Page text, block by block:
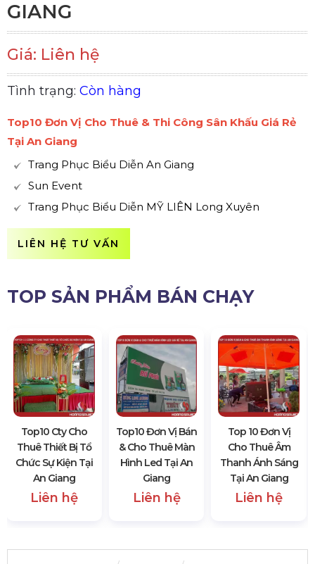
GIANG
Giá: Liên hệ
Tình trạng: Còn hàng
Top10 Đơn Vị Cho Thuê & Thi Công Sân Khấu Giá Rẻ
Tại An Giang
Trang Phục Biểu Diễn An Giang
Sun Event
Trang Phục Biểu Diễn MỸ LIÊN Long Xuyên
LIÊN HỆ TƯ VẤN
TOP SẢN PHẨM BÁN CHẠY
Top10 Cty Cho
Thuê Thiết Bị Tổ
Chức Sự Kiện Tại
An Giang
Liên hệ
Top10 Đơn Vị Bán
& Cho Thuê Màn
Hình Led Tại An
Giang
Liên hệ
Top 10 Đơn Vị
Cho Thuê Âm
Thanh Ánh Sáng
Tại An Giang
Liên hệ